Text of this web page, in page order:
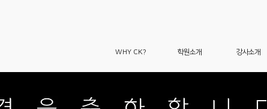
WHY CK? 학원소개 강사소개